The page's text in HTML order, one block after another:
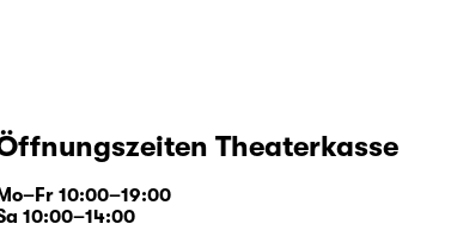
Theaterkasse
Mo–Fr 10:00–19:00
10:00–14:00